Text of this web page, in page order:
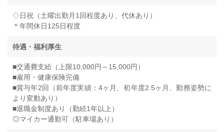
◇日祝（土曜出勤月1回程度あり、代休あり）
＊年間休日125日程度
待遇・福利厚生
■交通費支給（上限10,000円～15,000円）
■雇用・健康保険完備
■賞与年2回（前年度実績：4ヶ月、初年度2.5ヶ月、勤務姿勢に
より変動あり）
■退職金制度あり（勤続1年以上）
◎マイカー通勤可（駐車場あり）